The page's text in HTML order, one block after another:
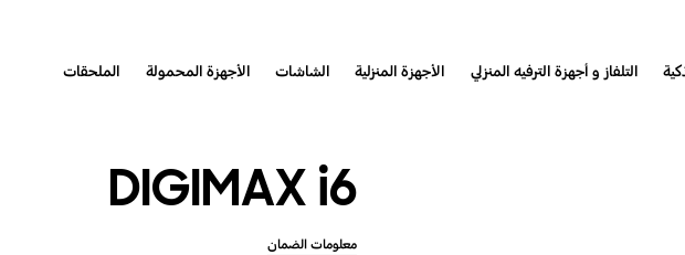
التلفاز و أجهزة الترفيه المنزلي الأجهزة المنزلية الشاشات الأجهزة المحمولة الملحقات
DIGIMAX i6
معلومات الضمان